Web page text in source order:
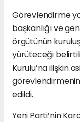
Görevlendirme
başkanlığı ve
örgütünün
yürüteceği
Kurulu’na ilişkin
edildi.
Yeni Parti’nin